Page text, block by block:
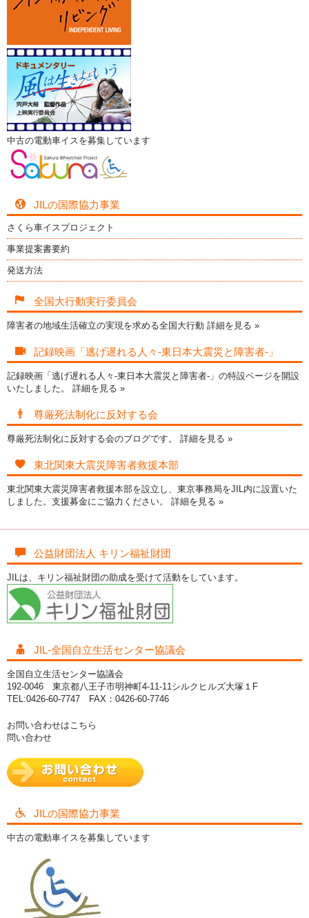
中古の電動車イスを募集しています
JILの国際協力事業
さくら車イスプロジェクト
事業提案書要約
発送方法
全国大行動実行委員会
障害者の地域生活確立の実現を求める全国大行動 詳細を見る »
記録映画「逃げ遅れる人々-東日本大震災と障害者-」
記録映画「逃げ遅れる人々-東日本大震災と障害者-」の特設ページを開設
いたしました。 詳細を見る »
尊厳死法制化に反対する会
尊厳死法制化に反対する会のブログです。 詳細を見る »
東北関東大震災障害者救援本部
東北関東大震災障害者救援本部を設立し、東京事務局をJIL内に設置いた
しました。支援募金にご協力ください。 詳細を見る »
公益財団法人 キリン福祉財団
JILは、キリン福祉財団の助成を受けて活動をしています。
JIL-全国自立生活センター協議会
全国自立生活センター協議会
192-0046 東京都八王子市明神町4-11-11シルクヒルズ大塚１F
TEL:0426-60-7747 FAX：0426-60-7746
お問い合わせはこちら
問い合わせ
JILの国際協力事業
中古の電動車イスを募集しています